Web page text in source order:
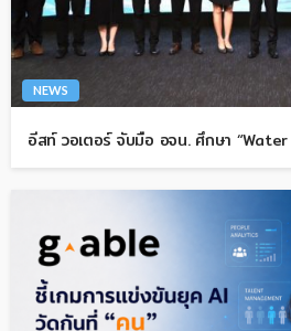
NEWS
อีสท์ วอเตอร์ จับมือ อจน. ศึกษา